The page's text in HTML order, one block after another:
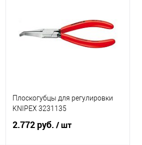
Плоскогубцы для регулировки
KNIPEX 3231135
2.772 руб./ шт